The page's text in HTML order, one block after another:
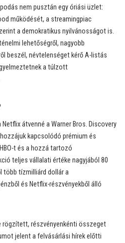
nem pusztán egy óriási üzlet:
működését, a streamingpiac
a demokratikus nyilvánosságot is.
lehetőségről, nagyobb
beszél, névtelenséget kérő A-listás
a túlzott
átvenné a Warner Bros. Discovery
kapcsolódó prémium és
t és a hozzá tartozó
teljes vállalati értéke nagyjából 80
több tízmilliárd dollár a
és Netflix-részvényekből álló
rögzített, részvényenkénti összeget
jelent a felvásárlási hírek előtti